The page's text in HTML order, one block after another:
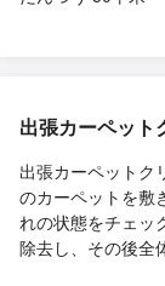
出張カーペット
出張カーペットク
のカーペットを敷
れの状態をチェッ
除去し、その後全